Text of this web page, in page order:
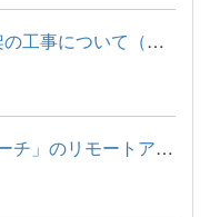
（3/23更新）2階洋雑誌集密書架の工事について（洋書・市町村史も...
データベース「日経バリューサーチ」のリモートアクセス利用開始...